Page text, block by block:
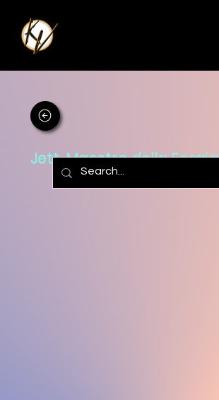
Jett, Maestro della Forgia